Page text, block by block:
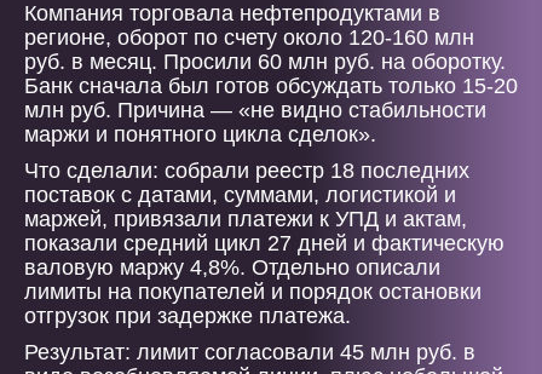
Компания торговала нефтепродуктами в
регионе, оборот по счету около 120-160 млн
руб. в месяц. Просили 60 млн руб. на оборотку.
Банк сначала был готов обсуждать только 15-20
млн руб. Причина — «не видно стабильности
маржи и понятного цикла сделок».
Что сделали: собрали реестр 18 последних
поставок с датами, суммами, логистикой и
маржей, привязали платежи к УПД и актам,
показали средний цикл 27 дней и фактическую
валовую маржу 4,8%. Отдельно описали
лимиты на покупателей и порядок остановки
отгрузок при задержке платежа.
Результат: лимит согласовали 45 млн руб. в